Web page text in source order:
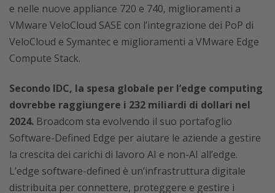
e nelle nuove appliance 720 e 740, miglioramenti a
VMware VeloCloud SASE con l’integrazione dei PoP di
VeloCloud e Symantec e miglioramenti a VMware Edge
Compute Stack.
Secondo IDC, la spesa globale per l’edge computing
dovrebbe raggiungere i 232 miliardi di dollari nel
2024. Broadcom sta evolvendo il suo portafoglio
Software-Defined Edge per aiutare le aziende a gestire
la crescita dei carichi di lavoro AI e non-AI all’edge.
L’edge software-defined è un’infrastruttura digitale
distribuita per connettere, proteggere e gestire i